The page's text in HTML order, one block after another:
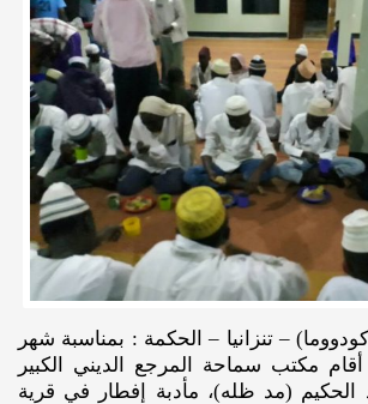
– تنزانيا – الحكمة : بمناسبة شهر
مكتب سماحة المرجع الديني الكبير
الحكيم (مد ظله)، مأدبة إفطار في قرية